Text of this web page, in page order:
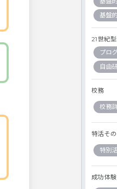
基盤
21世紀
プロ
自由
校務
校務
特活そ
特別
成功体